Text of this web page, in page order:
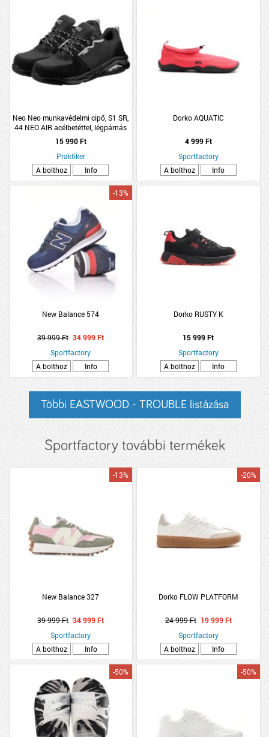
Neo Neo munkavédelmi cipő, S1 SR,
44 NEO AIR acélbetéttel, légpárnás
talppal,
15 990 Ft
Praktiker
A bolthoz
Info
Dorko AQUATIC
4 999 Ft
Sportfactory
A bolthoz
Info
New Balance 574
-13%
39 999 Ft 34 999 Ft
Sportfactory
A bolthoz
Info
Dorko RUSTY K
15 999 Ft
Sportfactory
A bolthoz
Info
Többi EASTWOOD - TROUBLE listázása
Sportfactory további termékek
New Balance 327
-13%
39 999 Ft 34 999 Ft
Sportfactory
A bolthoz
Info
Dorko FLOW PLATFORM
-20%
24 999 Ft 19 999 Ft
Sportfactory
A bolthoz
Info
-50% -50%